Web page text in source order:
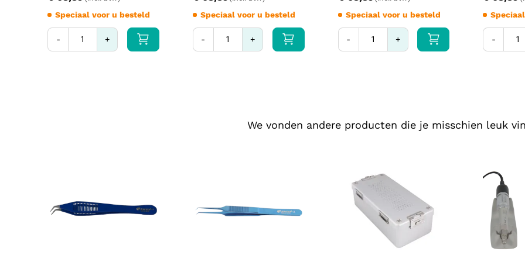
dunne 1-haar grafts) is de Soft
dichte donorzones is deze
gekartelde FUE-punch
transplantatiefase.
Voor delicate
Reiniging,
Reinig direct na gebruik
uit de karteling met een zachte
Steriliseer in een autoclaaf op
om de tip te beschermen. De
is het advies om meerdere
Speciaal voor u besteld
- +
Speciaal voor u besteld
- +
Speciaal voor u besteld
- + -
We vonden andere producten die je misschien leuk